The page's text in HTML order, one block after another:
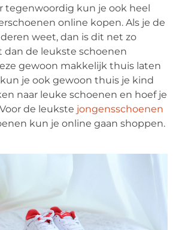
tegenwoordig kun je ook heel
online kopen. Als je de
weet, dan is dit net zo
dan de leukste schoenen
gewoon makkelijk thuis laten
je ook gewoon thuis je kind
naar leuke schoenen en hoef je
de leukste jongensschoenen
kun je online gaan shoppen.